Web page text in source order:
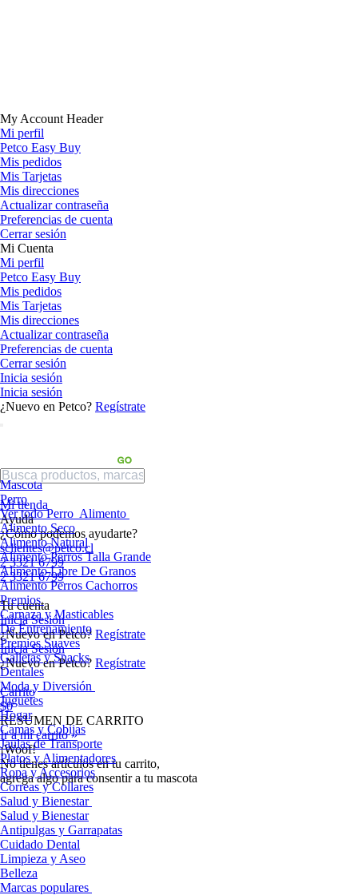
My Account Header
Mi perfil
Petco Easy Buy
Mis pedidos
Mis Tarjetas
Mis direcciones
Actualizar contraseña
Preferencias de cuenta
Cerrar sesión
Mi Cuenta
Mi perfil
Petco Easy Buy
Mis pedidos
Mis Tarjetas
Mis direcciones
Actualizar contraseña
Preferencias de cuenta
Cerrar sesión
Inicia sesión
Inicia sesión
¿Nuevo en Petco? Regístrate
Mi tienda
Ayuda
¿Cómo podemos ayudarte?
sclientes@petco.cl
2 3321 6799
2 3321 6799
Tu cuenta
Inicia Sesión
¿Nuevo en Petco? Regístrate
Inicia Sesión
¿Nuevo en Petco? Regístrate
Carrito
$0
RESUMEN DE CARRITO
Ir a mi carrito »
¡Woof!
No tíenes artículos en tu carrito,
agrega algo para consentir a tu mascota
Mascota
Perro
Ver todo Perro Alimento
Alimento Seco
Alimento Natural
Alimento Perros Talla Grande
Alimento Libre De Granos
Alimento Perros Cachorros
Premios
Carnaza y Masticables
De Entrenamiento
Premios Suaves
Galletas y Snacks
Dentales
Moda y Diversión
Juguetes
Hogar
Camas y Cobijas
Jaulas de Transporte
Platos y Alimentadores
Ropa y Accesorios
Correas y Collares
Salud y Bienestar
Salud y Bienestar
Antipulgas y Garrapatas
Cuidado Dental
Limpieza y Aseo
Belleza
Marcas populares